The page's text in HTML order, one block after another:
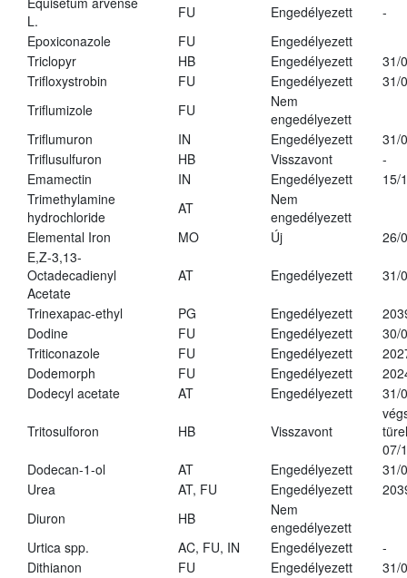
L.
FU Engedélyezett
-
Epoxiconazole
FU
Engedélyezett
Triclopyr
HB Engedélyezett
31/
Trifloxystrobin
FU Engedélyezett
31/
Triflumizole
FU
Nem
engedélyezett
Triflumuron
IN Engedélyezett
31/
Triflusulfuron
HB Visszavont
-
Emamectin
IN Engedélyezett
15/
Trimethylamine
hydrochloride
AT
Nem
engedélyezett
Elemental Iron
MO Új
26/
E,Z-3,13-
Octadecadienyl
Acetate
AT Engedélyezett 31/
Trinexapac-ethyl PG Engedélyezett
Dodine
FU Engedélyezett
30/
Triticonazole
FU Engedélyezett
Dodemorph
FU Engedélyezett
Dodecyl acetate
AT Engedélyezett 31/
Tritosulforon HB Visszavont
07/
Dodecan-1-ol
AT Engedélyezett
31/
Urea
AT, FU Engedélyezett
Diuron
HB
Nem
engedélyezett
Urtica spp.
AC, FU, IN Engedélyezett
-
Dithianon
FU Engedélyezett
31/